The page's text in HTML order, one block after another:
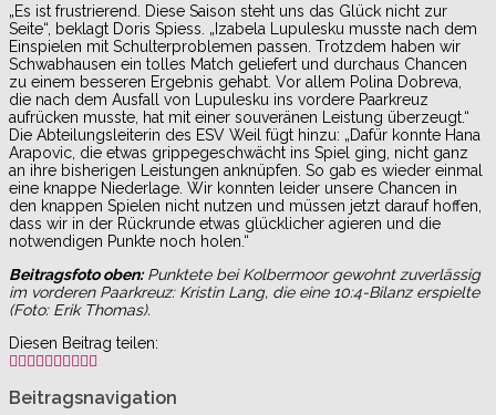
„Es ist frustrierend. Diese Saison steht uns das Glück nicht zur
Seite“, beklagt Doris Spiess. „Izabela Lupulesku musste nach dem
Einspielen mit Schulterproblemen passen. Trotzdem haben wir
Schwabhausen ein tolles Match geliefert und durchaus Chancen
zu einem besseren Ergebnis gehabt. Vor allem Polina Dobreva,
die nach dem Ausfall von Lupulesku ins vordere Paarkreuz
aufrücken musste, hat mit einer souveränen Leistung überzeugt.“
Die Abteilungsleiterin des ESV Weil fügt hinzu: „Dafür konnte Hana
Arapovic, die etwas grippegeschwächt ins Spiel ging, nicht ganz
an ihre bisherigen Leistungen anknüpfen. So gab es wieder einmal
eine knappe Niederlage. Wir konnten leider unsere Chancen in
den knappen Spielen nicht nutzen und müssen jetzt darauf hoffen,
dass wir in der Rückrunde etwas glücklicher agieren und die
notwendigen Punkte noch holen.“
Beitragsfoto oben:Punktete bei Kolbermoor gewohnt zuverlässig
im vorderen Paarkreuz: Kristin Lang, die eine 10:4-Bilanz erspielte
(Foto: Erik Thomas).
Diesen Beitrag teilen:
Beitragsnavigation